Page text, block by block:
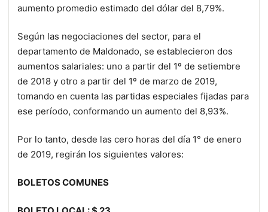
aumento promedio estimado del dólar del 8,79%.
Según las negociaciones del sector, para el
departamento de Maldonado, se establecieron dos
aumentos salariales: uno a partir del 1º de setiembre
de 2018 y otro a partir del 1º de marzo de 2019,
tomando en cuenta las partidas especiales fijadas para
ese período, conformando un aumento del 8,93%.
Por lo tanto, desde las cero horas del día 1° de enero
de 2019, regirán los siguientes valores:
BOLETOS COMUNES